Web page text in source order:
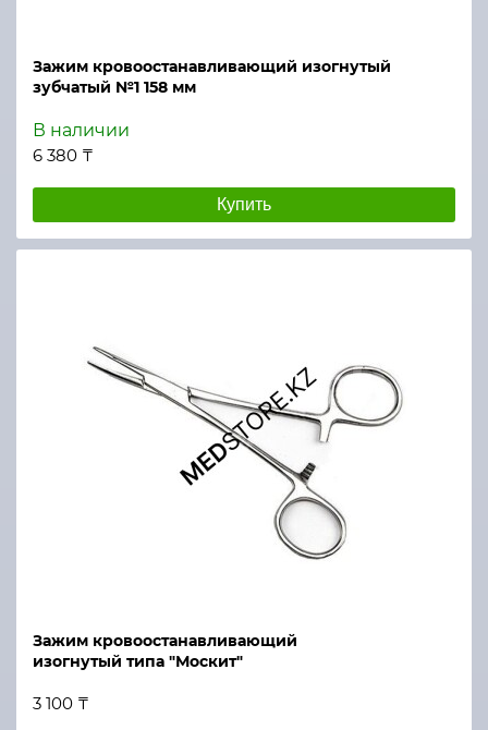
Зажим кровоостанавливающий изогнутый
зубчатый №1 158 мм
В наличии
6 380 ₸
Купить
Зажим кровоостанавливающий
изогнутый типа "Москит"
3 100 ₸